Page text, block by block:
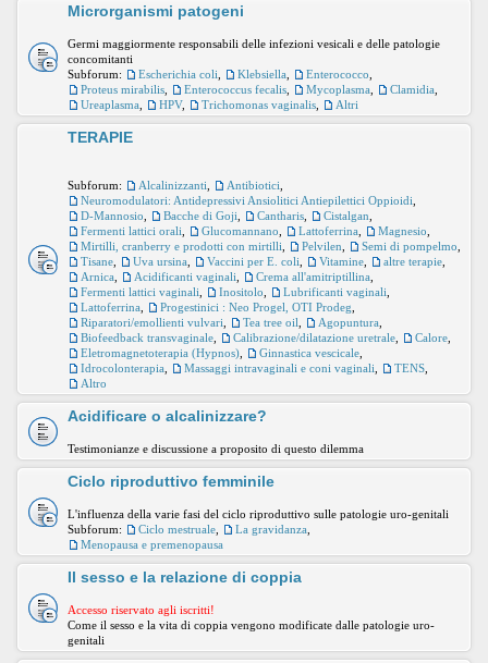
Microrganismi patogeni
Germi maggiormente responsabili delle infezioni vesicali e delle patologie
concomitanti
Subforum:
Escherichia coli Klebsiella Enterococco
Proteus mirabilis
Enterococcus fecalis Mycoplasma Clamidia
Ureaplasma
HPV, Trichomonas vaginalis Altri
TERAPIE
Subforum: Alcalinizzanti Antibiotici
Neuromodulatori: Antidepressivi Ansiolitici Antiepilettici Oppioidi
D-Mannosio
Bacche di Goji Cantharis Cistalgan
Fermenti lattici orali
Glucomannano Lattoferrina Magnesio
Mirtilli, cranberry e prodotti con mirtilli
Pelvilen Semi di pompelmo
Tisane
Uva ursina Vaccini per E. coli Vitamine altre terapie
Arnica
Acidificanti vaginali Crema all'amitriptillina
Fermenti lattici vaginali
Inositolo Lubrificanti vaginali
Lattoferrina
Progestinici : Neo Progel, OTI Prodeg
Riparatori/emollienti vulvari
Tea tree oil Agopuntura
Biofeedback transvaginale
Calibrazione/dilatazione uretrale Calore
Eletromagnetoterapia (Hypnos)
Ginnastica vescicale
Idrocolonterapia
Massaggi intravaginali e coni vaginali TENS
Altro
Acidificare o alcalinizzare?
Testimonianze e discussione a proposito di questo dilemma
Ciclo riproduttivo femminile
L'influenza della varie fasi del ciclo riproduttivo sulle patologie uro-genitali
Subforum:
Ciclo mestruale La gravidanza
Menopausa e premenopausa
Il sesso e la relazione di coppia
Accesso riservato agli iscritti!
Come il sesso e la vita di coppia vengono modificate dalle patologie uro-
genitali